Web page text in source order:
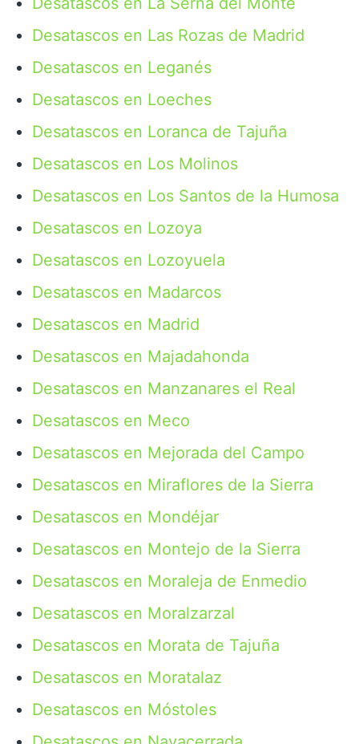
Desatascos en Las Rozas de Madrid
Desatascos en Leganés
Desatascos en Loeches
Desatascos en Loranca de Tajuña
Desatascos en Los Molinos
Desatascos en Los Santos de la Humosa
Desatascos en Lozoya
Desatascos en Lozoyuela
Desatascos en Madarcos
Desatascos en Madrid
Desatascos en Majadahonda
Desatascos en Manzanares el Real
Desatascos en Meco
Desatascos en Mejorada del Campo
Desatascos en Miraflores de la Sierra
Desatascos en Mondéjar
Desatascos en Montejo de la Sierra
Desatascos en Moraleja de Enmedio
Desatascos en Moralzarzal
Desatascos en Morata de Tajuña
Desatascos en Moratalaz
Desatascos en Móstoles